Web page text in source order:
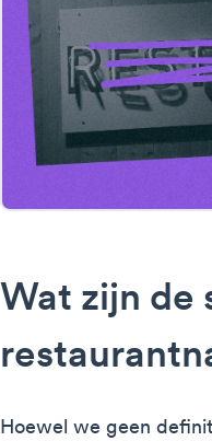
Wat zijn de
Hoewel we geen